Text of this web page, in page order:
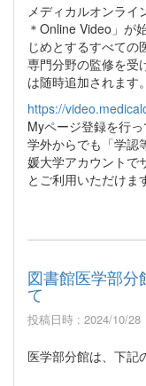
メディカルオンラ
＊Online Video」が
じめとするすべての
専門分野の監修を受
は随時追加されます。
https://
Myページ登録を行っ
学外からでも「学認
媛大学アカウントで
とご利用いただけま
図書館医学部
て
投稿日時 : 2024/10/28
医学部分館は、下記